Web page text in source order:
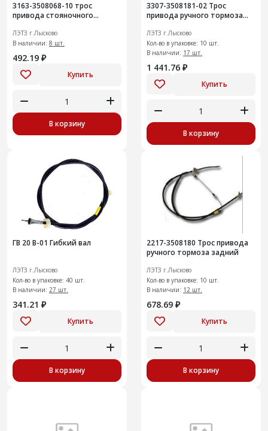
3163-3508068-10 трос
привода стояночного
ЛЭТЗ г.Лысково
В наличии: 8 шт.
492.19 ₽
Купить
В корзину
3307-3508181-02 Трос
привода ручного тормоза
ЛЭТЗ г.Лысково
Кол-во в упаковке: 10 шт.
В наличии: 17 шт.
1 441.76 ₽
Купить
В корзину
ГВ 20 В-01 Гибкий вал
ЛЭТЗ г.Лысково
Кол-во в упаковке: 40 шт.
В наличии: 27 шт.
341.21 ₽
Купить
В корзину
2217-3508180 Трос привода
ручного тормоза задний
ЛЭТЗ г.Лысково
Кол-во в упаковке: 10 шт.
В наличии: 12 шт.
678.69 ₽
Купить
В корзину